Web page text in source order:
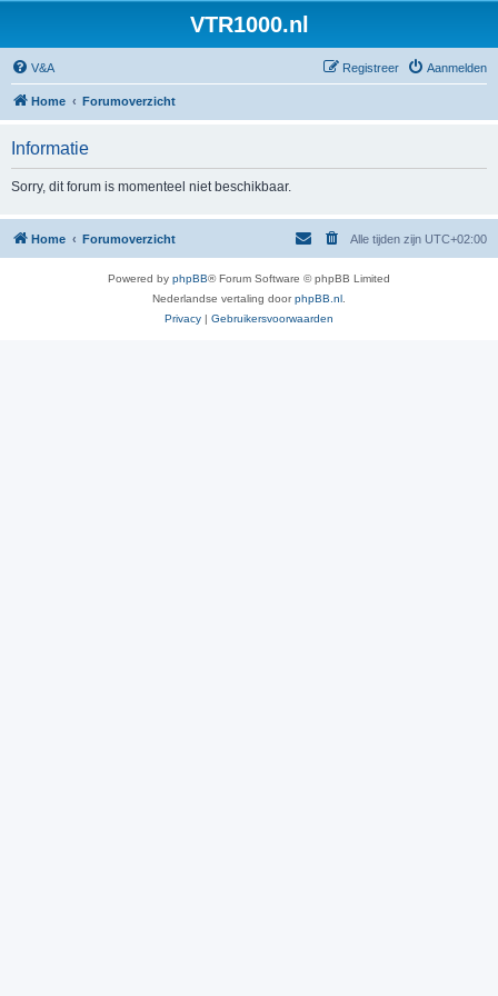
VTR1000.nl
V&A Aanmelden
Registreer
Home Forumoverzicht
Informatie
Sorry, dit forum is momenteel niet beschikbaar.
Home Forumoverzicht Alle tijden zijn UTC+02:00
Powered by phpBB® Forum Software © phpBB Limited
Nederlandse vertaling doorphpBB.nl
Privacy | Gebruikersvoorwaarden